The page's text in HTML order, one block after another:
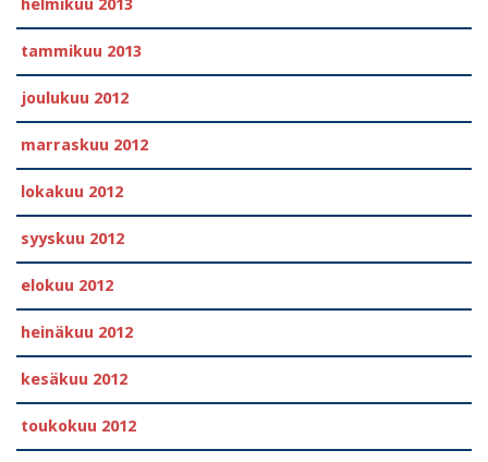
helmikuu 2013
tammikuu 2013
joulukuu 2012
marraskuu 2012
lokakuu 2012
syyskuu 2012
elokuu 2012
heinäkuu 2012
kesäkuu 2012
toukokuu 2012